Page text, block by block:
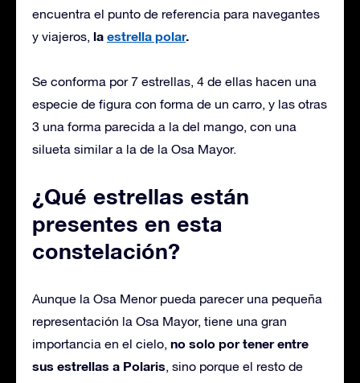
encuentra el punto de referencia para navegantes
y viajeros, la estrella polar.
Se conforma por 7 estrellas, 4 de ellas hacen una
especie de figura con forma de un carro, y las otras
3 una forma parecida a la del mango, con una
silueta similar a la de la Osa Mayor.
¿Qué estrellas están
presentes en esta
constelación?
Aunque la Osa Menor pueda parecer una pequeña
representación la Osa Mayor, tiene una gran
importancia en el cielo, no solo por tener entre
sus estrellas a Polaris, sino porque el resto de